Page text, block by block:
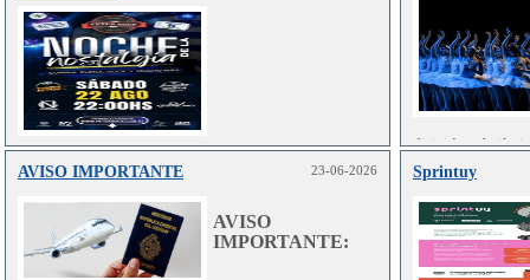
Leer más..
dirigida a
en danza
contemporánea.
AVISO IMPORTANTE 23-06-2026
AVISO
IMPORTANTE:
Sprintuy